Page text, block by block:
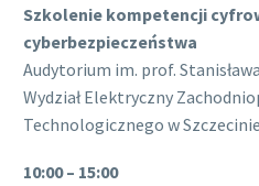
Szkolenie kompetencji
cyberbezpieczeństwa
Audytorium im. prof.
Wydział Elektryczny
Technologicznego w
10:00 – 15:00